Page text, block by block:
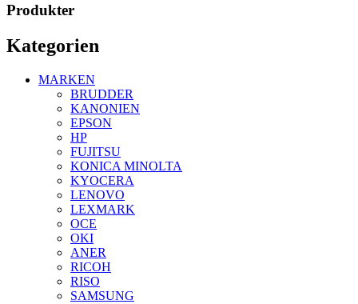
Produkter
Kategorien
MARKEN
BRUDDER
KANONIEN
EPSON
HP
FUJITSU
KONICA MINOLTA
KYOCERA
LENOVO
LEXMARK
OCE
OKI
ANER
RICOH
RISO
SAMSUNG